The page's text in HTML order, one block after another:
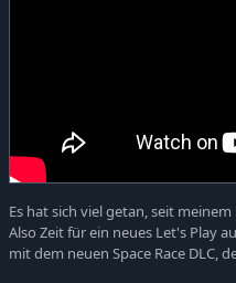
Es hat sich viel getan, seit
Also Zeit für ein neues Let's Play
mit dem neuen Space Race DLC,